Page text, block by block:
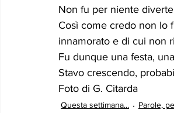
Non fu per niente
Così come credo non lo
innamorato e di cui non
Fu dunque una festa,
Stavo crescendo,
Foto di G. Citarda
Questa settimana... Parole,